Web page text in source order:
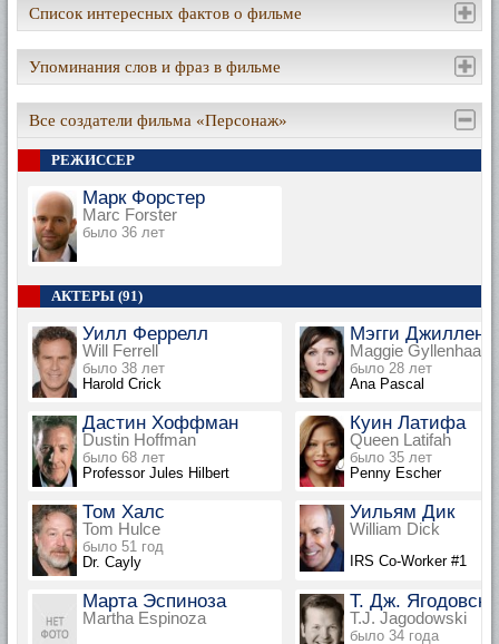
Список интересных фактов о фильме
Упоминания слов и фраз в фильме
Все создатели фильма «Персонаж»
РЕЖИССЕР
Марк Форстер
Marc Forster
было 36 лет
АКТЕРЫ (91)
Уилл Феррелл
Will Ferrell
было 38 лет
Harold Crick
Мэгги
Maggie Gyllenhaal
было 28 лет
Ana Pascal
Дастин Хоффман
Dustin Hoffman
было 68 лет
Professor Jules Hilbert
Куин Латифа
Queen Latifah
было 35 лет
Penny Escher
Том Халс
Tom Hulce
было 51 год
Dr. Cayly
Уильям Дик
William Dick
IRS Co-Worker #1
Марта Эспиноза
Martha Espinoza
Т. Дж. Ягодовски
T.J. Jagodowski
было 34 года